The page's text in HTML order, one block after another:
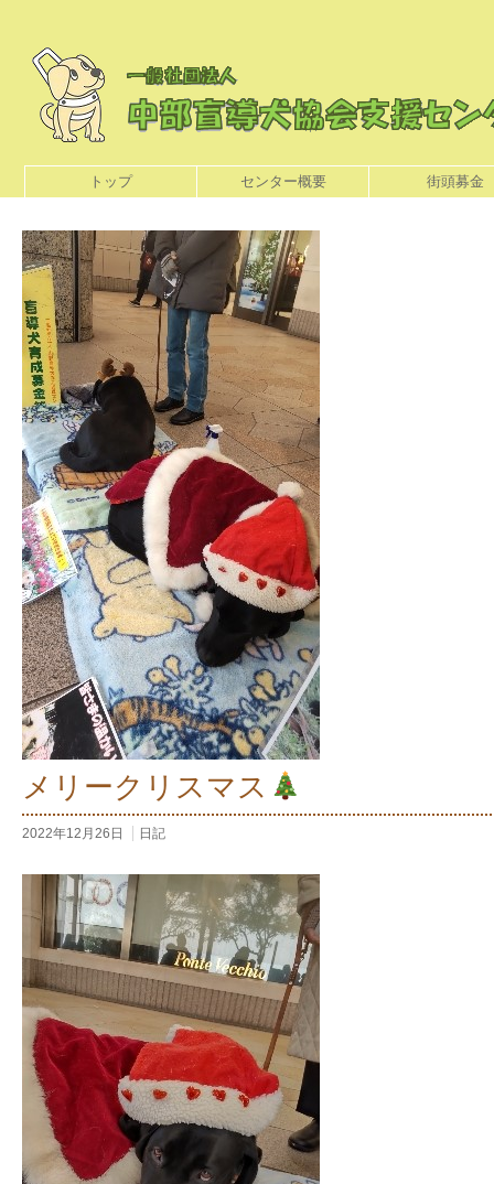
トップ センター概要 街頭募金
メリークリスマス
2022年12月26日 日記